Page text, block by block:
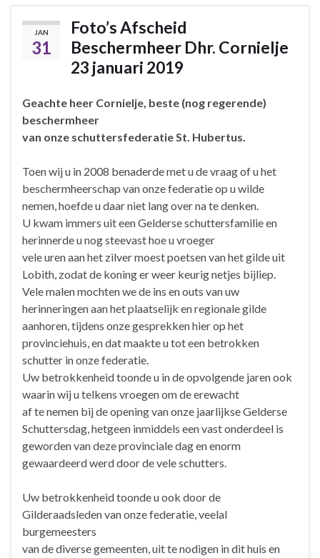
JAN
31
Foto’s Afscheid
Beschermheer Dhr. Cornielje
23 januari 2019
Geachte heer Cornielje, beste (nog regerende)
beschermheer
van onze schuttersfederatie St. Hubertus.
Toen wij u in 2008 benaderde met u de vraag of u het
beschermheerschap van onze federatie op u wilde
nemen, hoefde u daar niet lang over na te denken.
U kwam immers uit een Gelderse schuttersfamilie en
herinnerde u nog steevast hoe u vroeger
vele uren aan het zilver moest poetsen van het gilde uit
Lobith, zodat de koning er weer keurig netjes bijliep.
Vele malen mochten we de ins en outs van uw
herinneringen aan het plaatselijk en regionale gilde
aanhoren, tijdens onze gesprekken hier op het
provinciehuis, en dat maakte u tot een betrokken
schutter in onze federatie.
Uw betrokkenheid toonde u in de opvolgende jaren ook
waarin wij u telkens vroegen om de erewacht
af te nemen bij de opening van onze jaarlijkse Gelderse
Schuttersdag, hetgeen inmiddels een vast onderdeel is
geworden van deze provinciale dag en enorm
gewaardeerd werd door de vele schutters.
Uw betrokkenheid toonde u ook door de
Gilderaadsleden van onze federatie, veelal
burgemeesters
van de diverse gemeenten, uit te nodigen in dit huis en